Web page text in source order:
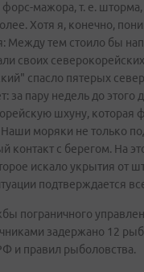
мажора, т. е.
Хотя я, конечно,
Между тем стоило бы
своих
спасло пятерых
за пару недель до этого
шхуну, которая
Наши моряки не только
контакт с берегом. На
искало укрытия
подтверждается
пограничного
задержано 12
и правил рыболовства.